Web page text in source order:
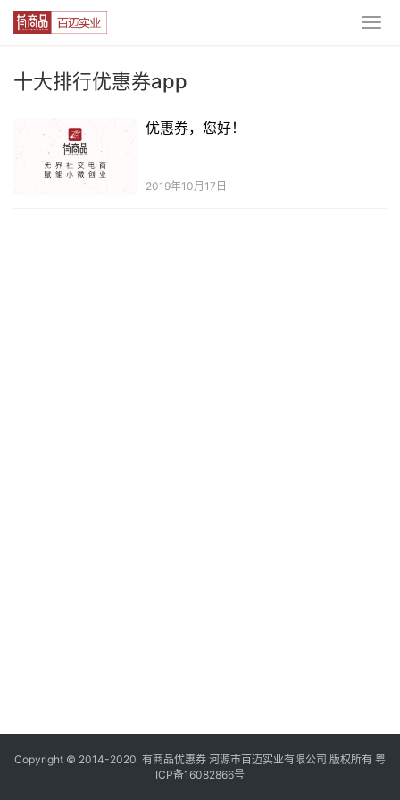
十大排行优惠券app
优惠券，您好！
2019年10月17日
Copyright © 2014-2020 有商品优惠券 河源市百迈实业有限公司 版权所有 粤
ICP备16082866号